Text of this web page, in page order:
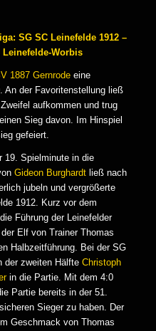
SG SC Leinefelde 1912 –
Leinefelde-Worbis
1887 Gernrodeeine
An der Favoritenstellung ließ
aufkommen und trug
Sieg davon. Im Hinspiel
gefeiert.
Spielminute in die
Gideon Burghardtließ nach
jubeln und vergrößerte
1912. Kurz vor dem
Führung der Leinefelder
Elf von Trainer Thomas
Halbzeitführung. Bei der SG
der zweiten Hälfte Christoph
in die Partie. Mit dem 4:0
Partie bereits in der 51.
Sieger zu haben. Der
Geschmack von Thomas